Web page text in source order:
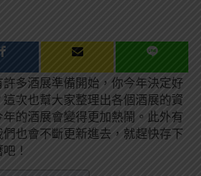
多酒展準備開始，你今年決定好
次也幫大家整理出各個酒展的資
的酒展會變得更加熱鬧。此外有
也會不斷更新進去，就趕快存下
！